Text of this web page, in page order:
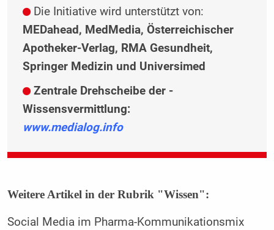
Die Initiative wird unterstützt von:
MEDahead, MedMedia, Österreichischer
Apotheker-Verlag, RMA Gesundheit,
Springer Medizin und Universimed
Zentrale Drehscheibe der ­
Wissensvermittlung:
www.medialog.info
Weitere Artikel in der Rubrik "Wissen":
Social Media im Pharma-Kommunikationsmix